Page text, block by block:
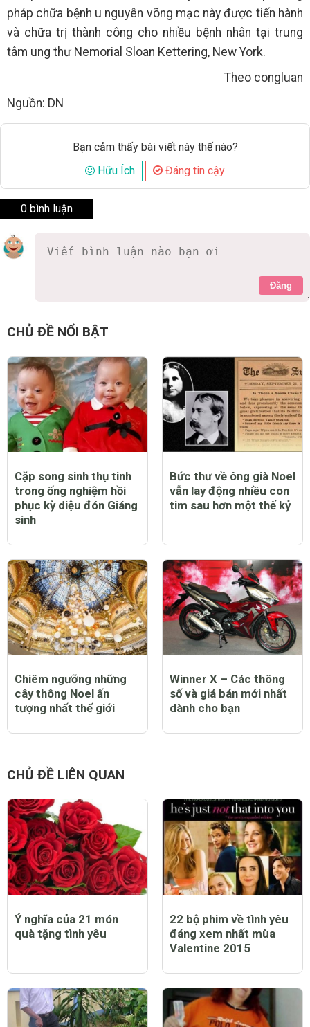
pháp chữa bệnh u nguyên võng mạc này được tiến hành
và chữa trị thành công cho nhiều bệnh nhân tại trung
tâm ung thư Nemorial Sloan Kettering, New York.
Theo congluan
Nguồn: DN
Bạn cảm thấy bài viết này thế nào?
Hữu Ích
Đáng tin cậy
0 bình luận
Đăng
CHỦ ĐỀ NỔI BẬT
Cặp song sinh thụ tinh
trong ống nghiệm hồi
phục kỳ diệu đón Giáng
sinh
Bức thư về ông già Noel
vẫn lay động nhiều con
tim sau hơn một thế kỷ
Chiêm ngưỡng những
cây thông Noel ấn
tượng nhất thế giới
Winner X – Các thông
số và giá bán mới nhất
dành cho bạn
CHỦ ĐỀ LIÊN QUAN
Ý nghĩa của 21 món
quà tặng tình yêu
22 bộ phim về tình yêu
đáng xem nhất mùa
Valentine 2015